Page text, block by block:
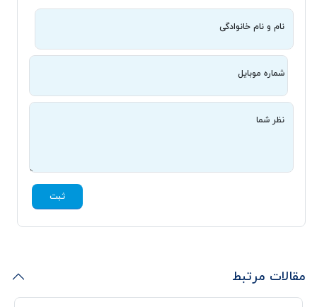
نام و نام خانوادگی
شماره موبایل
نظر شما
ثبت
مقالات مرتبط